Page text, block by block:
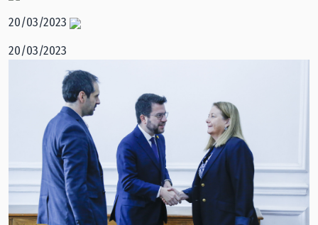
20/03/2023
20/03/2023